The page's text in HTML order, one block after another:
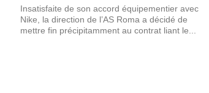
Insatisfaite de son accord équipementier avec
Nike, la direction de l’AS Roma a décidé de
mettre fin précipitamment au contrat liant le...